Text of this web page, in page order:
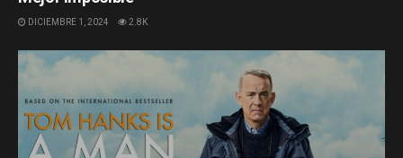
DICIEMBRE 1, 2024 2.8K